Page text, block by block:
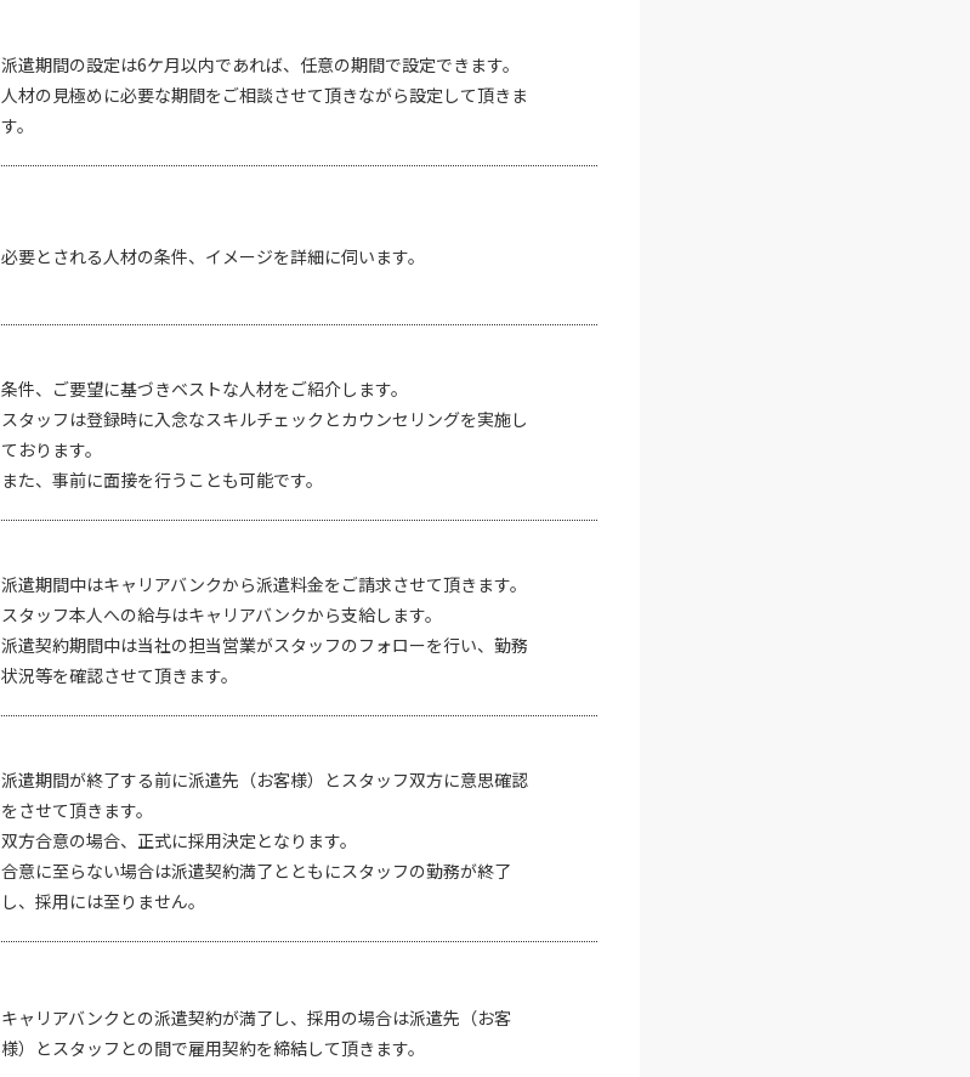
派遣期間の設定は6ケ月以内であれば、任意の期間で設定できます。
人材の見極めに必要な期間をご相談させて頂きながら設定して頂きま
す。
必要とされる人材の条件、イメージを詳細に伺います。
条件、ご要望に基づきベストな人材をご紹介します。
スタッフは登録時に入念なスキルチェックとカウンセリングを実施し
ております。
また、事前に面接を行うことも可能です。
派遣期間中はキャリアバンクから派遣料金をご請求させて頂きます。
スタッフ本人への給与はキャリアバンクから支給します。
派遣契約期間中は当社の担当営業がスタッフのフォローを行い、勤務
状況等を確認させて頂きます。
派遣期間が終了する前に派遣先（お客様）とスタッフ双方に意思確認
をさせて頂きます。
双方合意の場合、正式に採用決定となります。
合意に至らない場合は派遣契約満了とともにスタッフの勤務が終了
し、採用には至りません。
キャリアバンクとの派遣契約が満了し、採用の場合は派遣先（お客
様）とスタッフとの間で雇用契約を締結して頂きます。